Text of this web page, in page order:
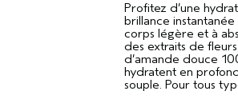
Profitez d’une
brillance
corps légère et à
des extraits de
d’amande douce
hydratent en
souple. Pour tous